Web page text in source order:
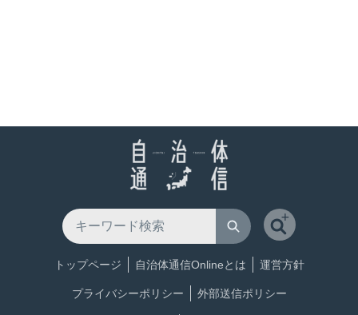
トップページ 自治体通信Onlineとは 運営方針
プライバシーポリシー 外部送信ポリシー